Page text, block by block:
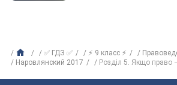
✅ ГДЗ ✅ ⚡ 9 класс ⚡
Наровлянский 2017
Розділ 5. Якщо право